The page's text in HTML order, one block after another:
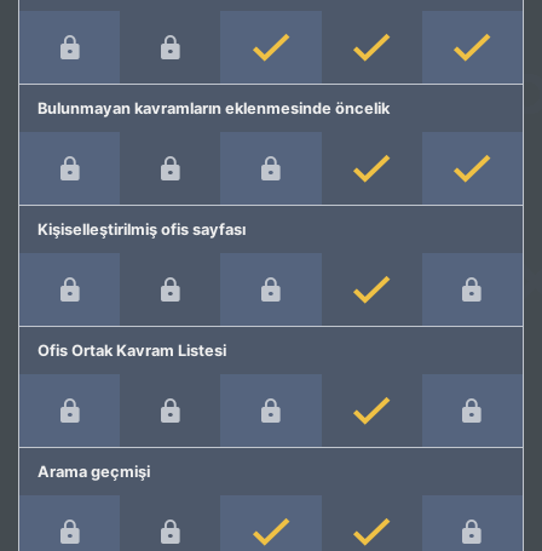
Bulunmayan kavramların eklenmesinde öncelik
Kişiselleştirilmiş ofis sayfası
Ofis Ortak Kavram Listesi
Arama geçmişi